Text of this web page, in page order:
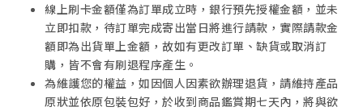
線上刷卡金額僅為訂單成立時，銀行預先授權金額，並未
立即扣款，待訂單完成寄出當日將進行請款，實際請款金
額即為出貨單上金額，故如有更改訂單、缺貨或取消訂
購，皆不會有刷退程序產生。
為維護您的權益，如因個人因素欲辦理退貨，請維持產品
原狀並依原包裝包好，於收到商品鑑賞期七天內，將與欲